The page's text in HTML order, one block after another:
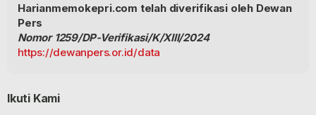
Harianmemokepri.com telah diverifikasi oleh Dewan
Pers
Nomor 1259/DP-Verifikasi/K/XIII/2024
https://dewanpers.or.id/data
Ikuti Kami